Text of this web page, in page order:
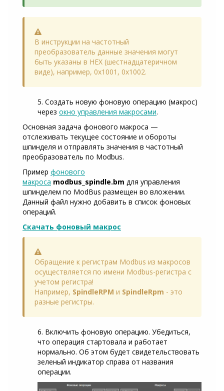
Warning
В инструкции на частотный
преобразователь данные значения могут
быть указаны в HEX (шестнадцатеричном
виде), например, 0x1001, 0x1002.
5. Создать новую фоновую операцию (макрос)
через окно управления макросами.
Основная задача фонового макроса —
отслеживать текущее состояние и обороты
шпинделя и отправлять значения в частотный
преобразователь по Modbus.
Пример фонового
макроса modbus_spindle.bm для управления
шпинделем по ModBus размещен во вложении.
Данный файл нужно добавить в список фоновых
операций.
Скачать фоновый макрос
Warning
Обращение к регистрам Modbus из макросов
осуществляется по имени Modbus-регистра с
учетом регистра!
Например, SpindleRPM и SpindleRpm - это
разные регистры.
6. Включить фоновую операцию. Убедиться,
что операция стартовала и работает
нормально. Об этом будет свидетельствовать
зеленый индикатор справа от названия
операции.